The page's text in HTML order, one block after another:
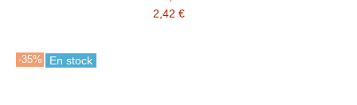
2,42 €
-35% En stock